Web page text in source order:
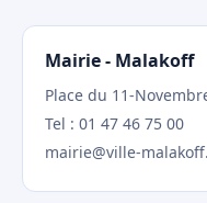
Mairie - Malakoff
Place du 11-
Tel : 01 47 46 75 00
mairie@ville-